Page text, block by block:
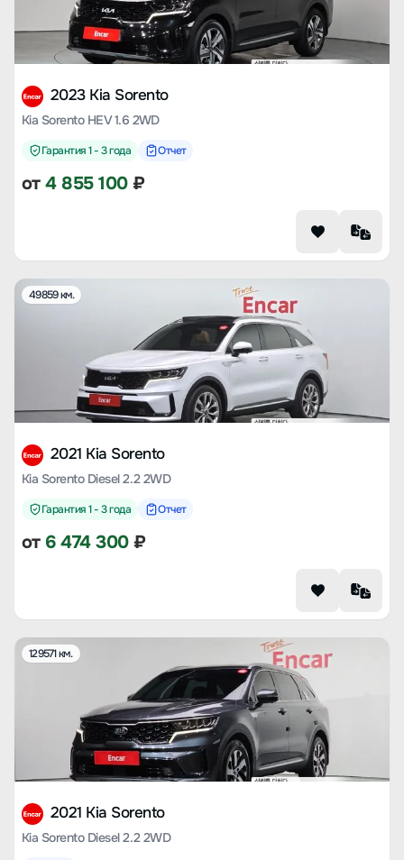
2023 Kia Sorento
Kia Sorento HEV 1.6 2WD
Гарантия 1 - 3 года Отчет
от4 855 100₽
49859 км.
2021 Kia Sorento
Kia Sorento Diesel 2.2 2WD
Гарантия 1 - 3 года Отчет
от 6 474 300₽
129571 км.
2021 Kia Sorento
Kia Sorento Diesel 2.2 2WD